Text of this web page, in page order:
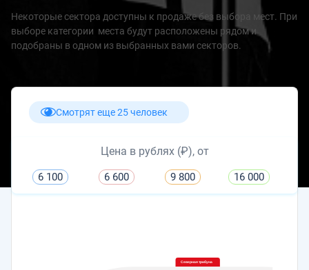
Некоторые сектора доступны к продаже без выбора мест. При
выборе категории места будут расположены рядом и
подобраны в одном из выбранных вами секторов.
Смотрят еще 25 человек
Цена в рублях (₽), от
6 100 6 600 9 800 16 000
Северная трибуна